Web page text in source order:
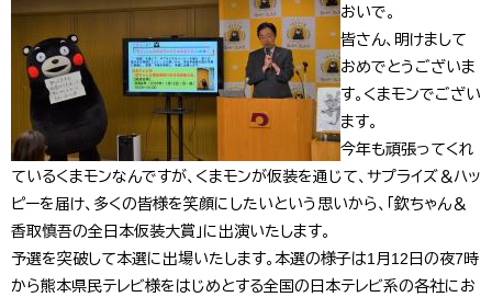
おいで。
皆さん、明けまして
おめでとうございま
す。くまモンでござい
ます。
今年も頑張ってくれ
ているくまモンなんですが、くまモンが仮装を通じて、サプライズ＆ハッ
ピーを届け、多くの皆様を笑顔にしたいという思いから、「欽ちゃん＆
香取慎吾の全日本仮装大賞」に出演いたします。
予選を突破して本選に出場いたします。本選の様子は1月12日の夜7時
から熊本県民テレビ様をはじめとする全国の日本テレビ系の各社にお